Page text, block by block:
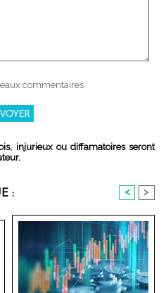
commentaires
injurieux ou diffamatoires seront
: < >